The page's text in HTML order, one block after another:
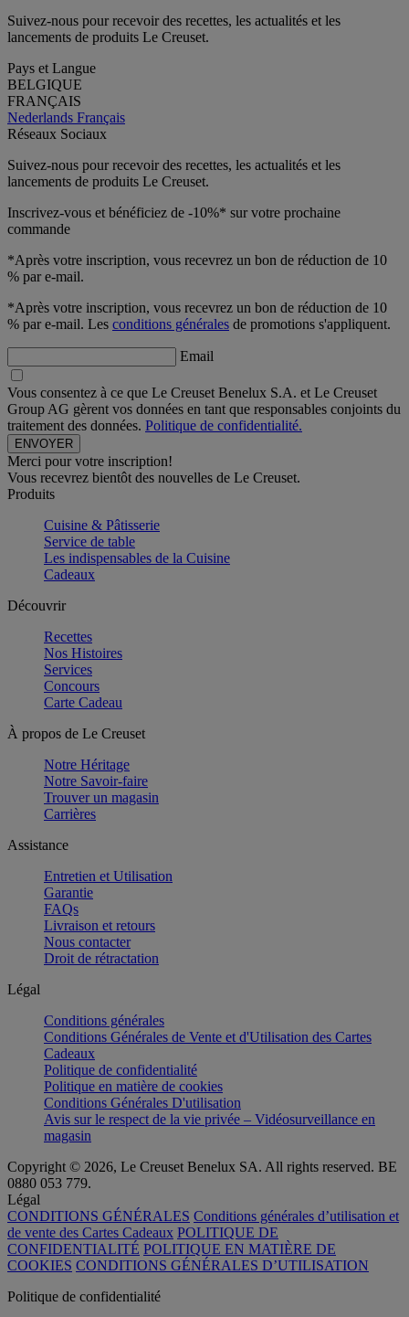
Suivez-nous pour recevoir des recettes, les actualités et les
lancements de produits Le Creuset.
Pays et Langue
BELGIQUE
FRANÇAIS
Nederlands Français
Réseaux Sociaux
Suivez-nous pour recevoir des recettes, les actualités et les
lancements de produits Le Creuset.
Inscrivez-vous et bénéficiez de -10%* sur votre prochaine
commande
*Après votre inscription, vous recevrez un bon de réduction de 10
% par e-mail.
*Après votre inscription, vous recevrez un bon de réduction de 10
% par e-mail. Les conditions générales de promotions s'appliquent.
Email
Vous consentez à ce que Le Creuset Benelux S.A. et Le Creuset
Group AG gèrent vos données en tant que responsables conjoints du
traitement des données. Politique de confidentialité.
Merci pour votre inscription!
Vous recevrez bientôt des nouvelles de Le Creuset.
Produits
Cuisine & Pâtisserie
Service de table
Les indispensables de la Cuisine
Cadeaux
Découvrir
Recettes
Nos Histoires
Services
Concours
Carte Cadeau
À propos de Le Creuset
Notre Héritage
Notre Savoir-faire
Trouver un magasin
Carrières
Assistance
Entretien et Utilisation
Garantie
FAQs
Livraison et retours
Nous contacter
Droit de rétractation
Légal
Conditions générales
Conditions Générales de Vente et d'Utilisation des Cartes
Cadeaux
Politique de confidentialité
Politique en matière de cookies
Conditions Générales D'utilisation
Avis sur le respect de la vie privée – Vidéosurveillance en
magasin
Copyright © 2026, Le Creuset Benelux SA. All rights reserved. BE
0880 053 779.
Légal
CONDITIONS GÉNÉRALES Conditions générales d’utilisation et
de vente des Cartes Cadeaux POLITIQUE DE
CONFIDENTIALITÉ POLITIQUE EN MATIÈRE DE
COOKIES CONDITIONS GÉNÉRALES D’UTILISATION
Politique de confidentialité